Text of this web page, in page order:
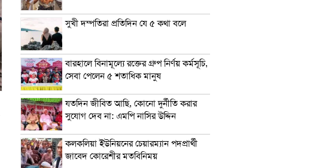
সুখী দম্পতিরা প্রতিদিন যে ৫ কথা বলে
বারহালে বিনামূল্যে রক্তের গ্রুপ নির্ণয় কর্মসূচি,
সেবা পেলেন ৫ শতাধিক মানুষ
যতদিন জীবিত আছি, কোনো দুর্নীতি করার
সুযোগ দেব না: এমপি নাসির উদ্দিন
কলকলিয়া ইউনিয়নের চেয়ারম্যান পদপ্রার্থী
জাবেদ কোরেশীর মতবিনিময়